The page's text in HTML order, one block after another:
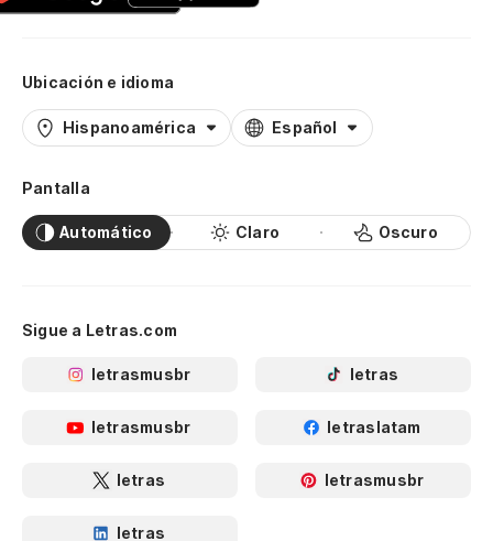
Ubicación e idioma
Hispanoamérica Español
Pantalla
Automático Claro Oscuro
Sigue a Letras.com
letrasmusbr letras
letrasmusbr letraslatam
letras letrasmusbr
letras